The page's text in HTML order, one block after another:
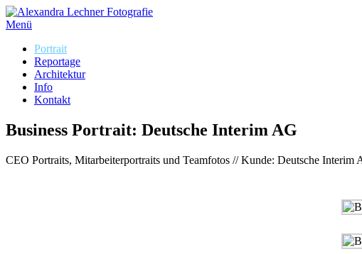
Menü
Portrait
Reportage
Architektur
Info
Kontakt
Business Portrait: Deutsche Interim AG
CEO Portraits, Mitarbeiterportraits und Teamfotos // Kunde: Deutsche